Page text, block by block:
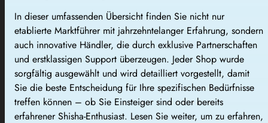
In dieser umfassenden Übersicht finden Sie nicht nur
etablierte Marktführer mit jahrzehntelanger Erfahrung, sondern
auch innovative Händler, die durch exklusive Partnerschaften
und erstklassigen Support überzeugen. Jeder Shop wurde
sorgfältig ausgewählt und wird detailliert vorgestellt, damit
Sie die beste Entscheidung für Ihre spezifischen Bedürfnisse
treffen können – ob Sie Einsteiger sind oder bereits
erfahrener Shisha-Enthusiast. Lesen Sie weiter, um zu erfahren,